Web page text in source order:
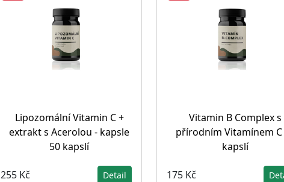
Lipozomální Vitamin C +
extrakt s Acerolou - kapsle
50 kapslí
255 Kč Detail
Vitamin B Complex s
přírodním Vitamínem C
kapslí
175 Kč